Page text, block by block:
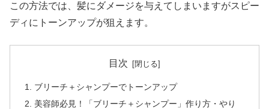
この方法では、髪にダメージを与えてしまいますがスピー
ディにトーンアップが狙えます。
目次
ブリーチ＋シャンプーでトーンアップ
美容師必見！「ブリーチ＋シャンプー」作り方・やり